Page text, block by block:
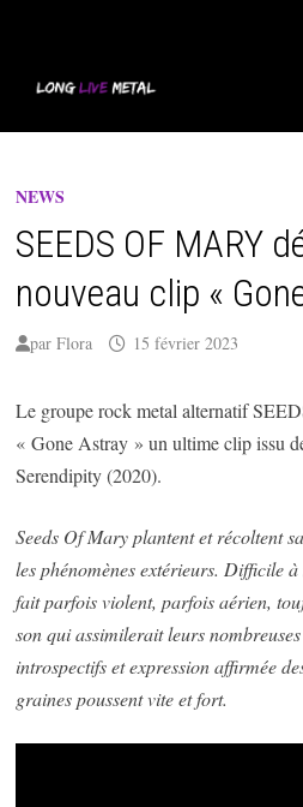
NEWS
SEEDS OF MARY
nouveau clip «
parFlora 15 février 2023
Le groupe rock metal alternatif
« Gone Astray » un ultime clip issu
Serendipity (2020).
Seeds Of Mary plantent et récoltent
les phénomènes extérieurs. Difficile
fait parfois violent, parfois aérien,
son qui assimilerait leurs
introspectifs et expression affirmée
graines poussent vite et fort.